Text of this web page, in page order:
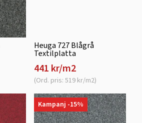
Heuga 727 Blågrå
Textilplatta
441 kr/m2
(Ord. pris: 519 kr/m2)
Kampanj -15%